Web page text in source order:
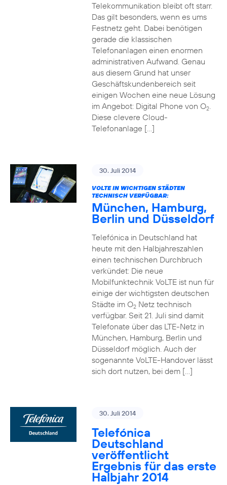
Telekommunikation bleibt oft starr.
Das gilt besonders, wenn es ums
Festnetz geht. Dabei benötigen
gerade die klassischen
Telefonanlagen einen enormen
administrativen Aufwand. Genau
aus diesem Grund hat unser
Geschäftskundenbereich seit
einigen Wochen eine neue Lösung
im Angebot: Digital Phone von O2.
Diese clevere Cloud-
Telefonanlage […]
30. Juli 2014
VOLTE IN WICHTIGEN STÄDTEN
TECHNISCH VERFÜGBAR:
München, Hamburg,
Berlin und Düsseldorf
Telefónica in Deutschland hat
heute mit den Halbjahreszahlen
einen technischen Durchbruch
verkündet: Die neue
Mobilfunktechnik VoLTE ist nun für
einige der wichtigsten deutschen
Städte im O2Netz technisch
verfügbar. Seit 21. Juli sind damit
Telefonate über das LTE-Netz in
München, Hamburg, Berlin und
Düsseldorf möglich. Auch der
sogenannte VoLTE-Handover lässt
sich dort nutzen, bei dem […]
30. Juli 2014
Telefónica
Deutschland
veröffentlicht
Ergebnis für das erste
Halbjahr 2014